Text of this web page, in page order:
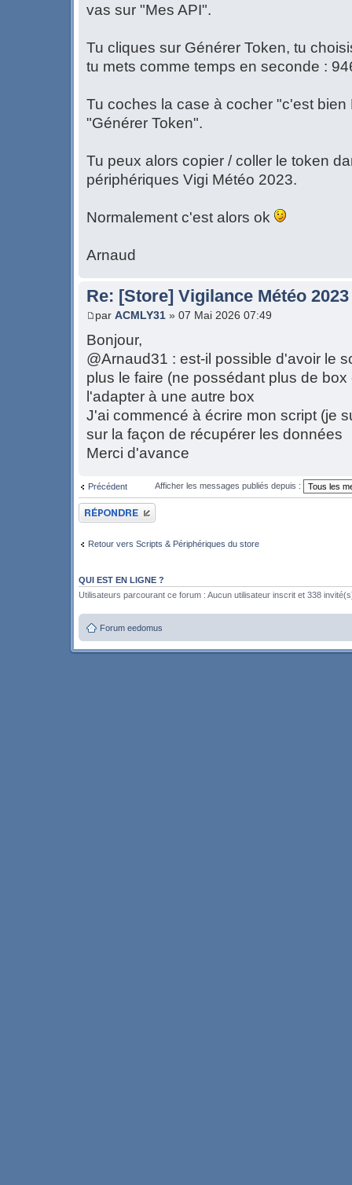
vas sur "Mes API".
Tu cliques sur Générer Token, tu
tu mets comme temps en seconde :
Tu coches la case à cocher "c'est bien
"Générer Token".
Tu peux alors copier / coller le token
périphériques Vigi Météo 2023.
Normalement c'est alors ok
Arnaud
Re: [Store] Vigilance Météo 2023
par ACMLY31 » 07 Mai 2026 07:49
Bonjour,
@Arnaud31 : est-il possible d'avoir le
plus le faire (ne possédant plus de
l'adapter à une autre box
J'ai commencé à écrire mon script (je
sur la façon de récupérer les données
Merci d'avance
Précédent Afficher les messages publiés depuis :
Publier une réponse
Retour vers Scripts & Périphériques du store
QUI EST EN LIGNE ?
Utilisateurs parcourant ce forum : Aucun utilisateur inscrit et 338
Forum eedomus